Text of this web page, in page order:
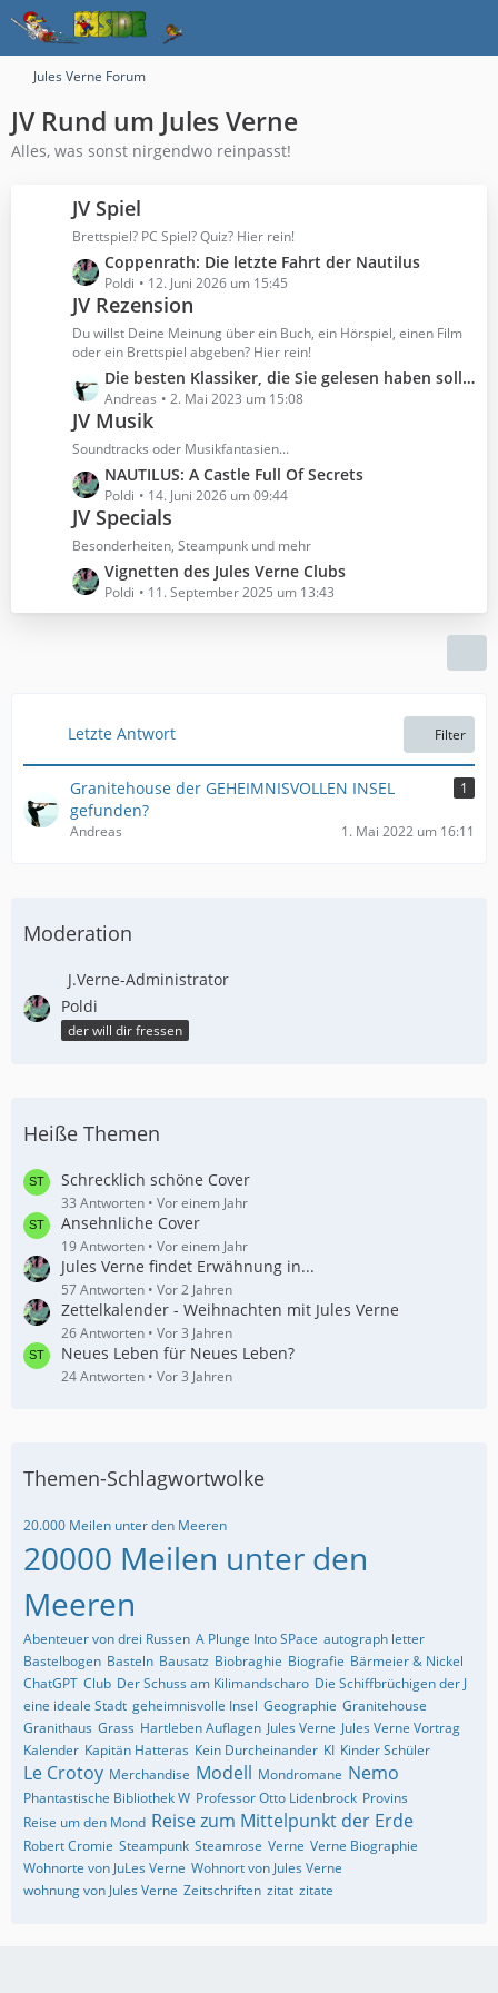
Jules Verne Forum
JV Rund um Jules Verne
Alles, was sonst nirgendwo reinpasst!
JV Spiel
Brettspiel? PC Spiel? Quiz? Hier rein!
L
e
z
t
B
e
i
r
ä
g
e
Coppenrath: Die letzte Fahrt der Nautilus
Poldi 12. Juni 2026 um 15:45
JV Rezension
Du willst Deine Meinung über ein Buch, ein Hörspiel, einen Film
oder ein Brettspiel abgeben? Hier rein!
L
e
z
e
B
e
i
t
r
Die besten Klassiker, die Sie gelesen haben sollten
Andreas 2. Mai 2023 um 15:08
JV Musik
Soundtracks oder Musikfantasien...
L
e
z
e
B
g
e
NAUTILUS: A Castle Full Of Secrets
Poldi 14. Juni 2026 um 09:44
JV Specials
Besonderheiten, Steampunk und mehr
L
e
t
e
t
r
ä
g
Vignetten des Jules Verne Clubs
Poldi 11. September 2025 um 13:43
Letzte Antwort Filter
Granitehouse der GEHEIMNISVOLLEN INSEL
gefunden?
1
Andreas 1. Mai 2022 um 16:11
Moderation
J.Verne-Administrator
Poldi
der will dir fressen
Heiße Themen
Schrecklich schöne Cover
33 Antworten Vor einem Jahr
Ansehnliche Cover
19 Antworten Vor einem Jahr
Jules Verne findet Erwähnung in...
57 Antworten Vor 2 Jahren
Zettelkalender - Weihnachten mit Jules Verne
26 Antworten Vor 3 Jahren
Neues Leben für Neues Leben?
24 Antworten Vor 3 Jahren
Themen-Schlagwortwolke
20.000 Meilen unter den Meeren
20000 Meilen unter den
Meeren
Abenteuer von drei Russen A Plunge Into SPace autograph letter
Bastelbogen Basteln Bausatz Biobraghie Biografie Bärmeier & Nickel
ChatGPT Club Der Schuss am Kilimandscharo Die Schiffbrüchigen der J
eine ideale Stadt geheimnisvolle Insel Geographie Granitehouse
Granithaus Grass Hartleben Auflagen Jules Verne Jules Verne Vortrag
Kalender Kapitän Hatteras Kein Durcheinander KI Kinder Schüler
Le Crotoy Merchandise Modell Mondromane Nemo
Phantastische Bibliothek W Professor Otto Lidenbrock Provins
Reise um den Mond Reise zum Mittelpunkt der Erde
Robert Cromie Steampunk Steamrose Verne Verne Biographie
Wohnorte von JuLes Verne Wohnort von Jules Verne
wohnung von Jules Verne Zeitschriften zitat zitate